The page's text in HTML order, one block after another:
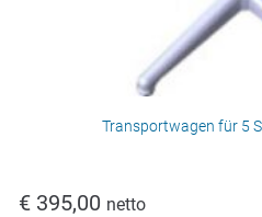
Transportwagen für 5
€ 395,00 netto